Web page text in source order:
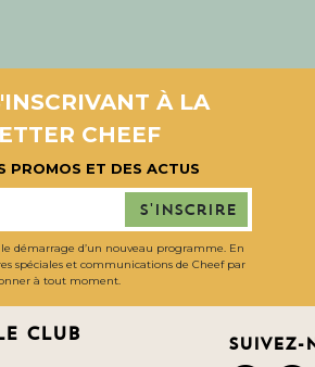
À LA
CHEEF
PROMOS ET DES ACTUS
S'inscrire
démarrage d’un nouveau programme. En
spéciales et communications de Cheef par
à tout moment.
club
Suivez-